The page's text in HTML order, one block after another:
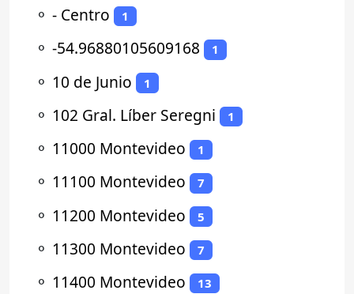
⚬ - Centro 1
⚬ -54.96880105609168 1
⚬ 10 de Junio 1
⚬ 102 Gral. Líber Seregni 1
⚬ 11000 Montevideo 1
⚬ 11100 Montevideo 7
⚬ 11200 Montevideo 5
⚬ 11300 Montevideo 7
⚬ 11400 Montevideo 13